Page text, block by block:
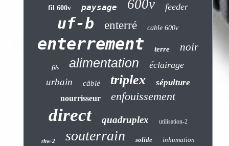
fil 600v paysage 600v feeder
uf-b enterré cable 600v
enterrement terre noir
fils alimentation éclairage
urbain câblé triplex sépulture
nourrisseur enfouissement
direct quadruplex utilisation-2
rhw-2 souterrain solide inhumation